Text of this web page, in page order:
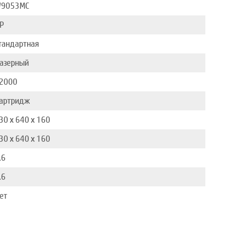
x 640 x 160
x 640 x 160